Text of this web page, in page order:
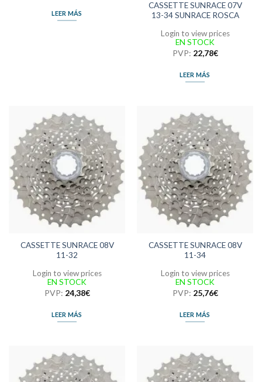
LEER MÁS
CASSETTE SUNRACE 07V
13-34 SUNRACE ROSCA
Login to view prices
EN STOCK
PVP: 22,78€
LEER MÁS
CASSETTE SUNRACE 08V
11-32
Login to view prices
EN STOCK
PVP: 24,38€
LEER MÁS
CASSETTE SUNRACE 08V
11-34
Login to view prices
EN STOCK
PVP: 25,76€
LEER MÁS